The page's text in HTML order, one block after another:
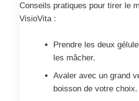
Conseils pratiques pour tirer le
VisioVita :
Prendre les deux
les mâcher.
Avaler avec un grand
boisson de votre choix.